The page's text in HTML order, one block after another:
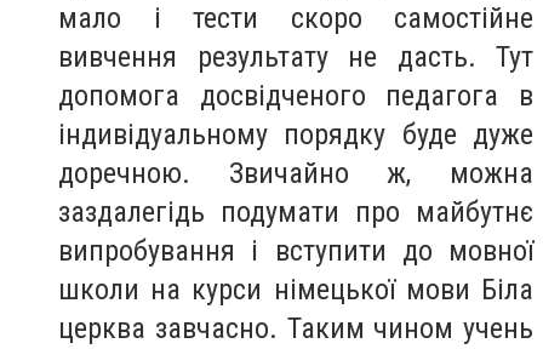
мало і тести скоро самостійне
вивчення результату не дасть. Тут
допомога досвідченого педагога в
індивідуальному порядку буде дуже
доречною. Звичайно ж, можна
заздалегідь подумати про майбутнє
випробування і вступити до мовної
школи на курси німецької мови Біла
церква завчасно. Таким чином учень